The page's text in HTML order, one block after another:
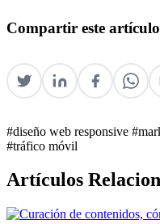
Compartir este artículo
#diseño web responsive
#tráfico móvil
Artículos